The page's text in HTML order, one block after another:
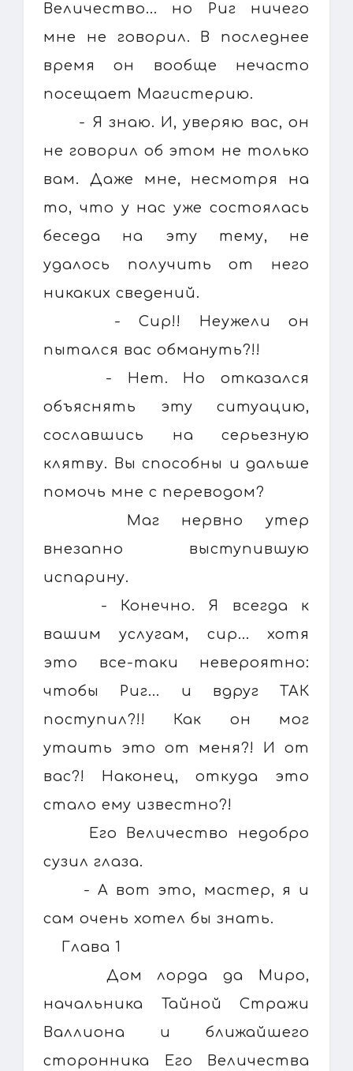
Величество... но Риг ничего
мне не говорил. В последнее
время он вообще нечасто
посещает Магистерию.
- Я знаю. И, уверяю вас, он
не говорил об этом не только
вам. Даже мне, несмотря на
то, что у нас уже состоялась
беседа на эту тему, не
удалось получить от него
никаких сведений.
- Сир!! Неужели он
пытался вас обмануть?!!
- Нет. Но отказался
объяснять эту ситуацию,
сославшись на серьезную
клятву. Вы способны и дальше
помочь мне с переводом?
Маг нервно утер
внезапно выступившую
испарину.
- Конечно. Я всегда к
вашим услугам, сир... хотя
это все-таки невероятно:
чтобы Риг... и вдруг ТАК
поступил?!! Как он мог
утаить это от меня?! И от
вас?! Наконец, откуда это
стало ему известно?!
Его Величество недобро
сузил глаза.
- А вот это, мастер, я и
сам очень хотел бы знать.
Глава 1
Дом лорда да Миро,
начальника Тайной Стражи
Валлиона и ближайшего
сторонника Его Величества